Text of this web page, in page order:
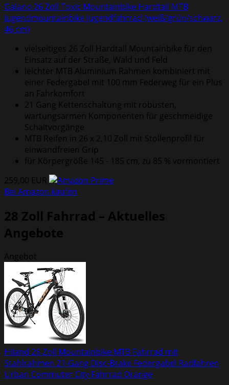
Galano 26 Zoll Toxic Mountainbike Hardtail MTB
Jugendmountainbike Jugendfahrrad (weiß/grün/schwarz,
46 cm)
vielseitiges 26 Zoll Hardtail Mountainbike für den
Einsatz auf der Straße, Wald und Feld
leichter MTB Aluminium Rahmen kombiniert mit
einer Federgabel mit 100 mm Federweg für ein Plus
an Fahrkomfort
21 Gang Kettenschaltung mit robusten,
wartungsarmen Komponenten für geschmeidige
Schaltvorgänge
MTB Reifen in 26 x 2,10 Zoll mit Stollenprofil für
einwandfreien Grip
für Körpergröße 145 - 185 cm, zu 85 % vormontiert
259,00 EUR
Bei Amazon kaufen
28 Zoll Fahrrad – Aktuelles
Angebote
Angebot
Hiland 26 Zoll Mountainbike MTB Fahrrad mit
Stahlrahmen 21-Gang Disc-Brake Federgabel Radfahren
Urban Commuter City Fahrrad Orange